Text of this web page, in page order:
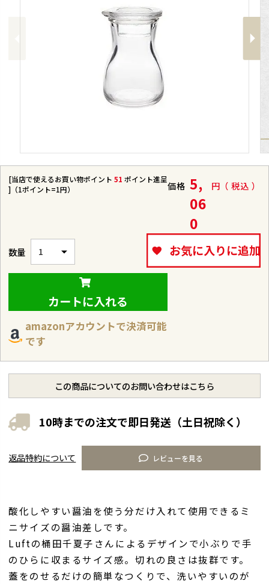
Previous
[当店で使えるお買い物ポイント 51 ポイント進呈
]（1ポイント=1円）
価格 5,
06
0
税込
お気に入りに追加
カートに入れる
amazonアカウントで決済可能
です
10時までの注文で即日発送（土日祝除く）
この商品についてのお問い合わせはこちら
レビューを見る
返品特約について
酸化しやすい醤油を使う分だけ入れて使用できるミ
ニサイズの醤油差しです。
Luftの桶田千夏子さんによるデザインで小ぶりで手
のひらに収まるサイズ感。切れの良さは抜群です。
蓋をのせるだけの簡単なつくりで、洗いやすいのが